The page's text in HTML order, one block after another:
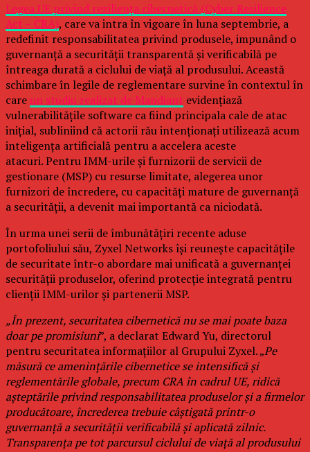
Legea UE privind reziliența cibernetică (Cyber Resilience
Act – CRA), care va intra în vigoare în luna septembrie, a
redefinit responsabilitatea privind produsele, impunând o
guvernanță a securității transparentă și verificabilă pe
întreaga durată a ciclului de viață al produsului. Această
schimbare în legile de reglementare survine în contextul în
careun studiu realizat de Mandiant evidențiază
vulnerabilitățile software ca fiind principala cale de atac
inițial, subliniind că actorii rău intenționați utilizează acum
inteligența artificială pentru a accelera aceste
atacuri. Pentru IMM-urile și furnizorii de servicii de
gestionare (MSP) cu resurse limitate, alegerea unor
furnizori de încredere, cu capacități mature de guvernanță
a securității, a devenit mai importantă ca niciodată.
În urma unei serii de îmbunătățiri recente aduse
portofoliului său, Zyxel Networks își reunește capacitățile
de securitate într-o abordare mai unificată a guvernanței
securității produselor, oferind protecție integrată pentru
clienții IMM-urilor și partenerii MSP.
„În prezent, securitatea cibernetică nu se mai poate baza
doar pe promisiuni”, a declarat Edward Yu, directorul
pentru securitatea informațiilor al Grupului Zyxel. „Pe
măsură ce amenințările cibernetice se intensifică și
reglementările globale, precum CRA în cadrul UE, ridică
așteptările privind responsabilitatea produselor și a firmelor
producătoare, încrederea trebuie câștigată printr-o
guvernanță a securității verificabilă și aplicată zilnic.
Transparența pe tot parcursul ciclului de viață al produsului